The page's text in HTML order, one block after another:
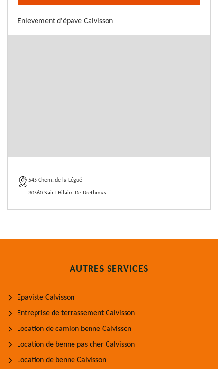
Enlevement d'épave Calvisson
545 Chem. de la Légué
30560 Saint Hilaire De Brethmas
AUTRES SERVICES
Epaviste Calvisson
Entreprise de terrassement Calvisson
Location de camion benne Calvisson
Location de benne pas cher Calvisson
Location de benne Calvisson